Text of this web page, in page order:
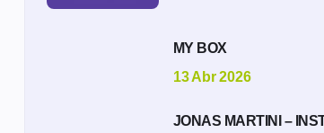
MY BOX
13 Abr 2026
JONAS MARTINI –